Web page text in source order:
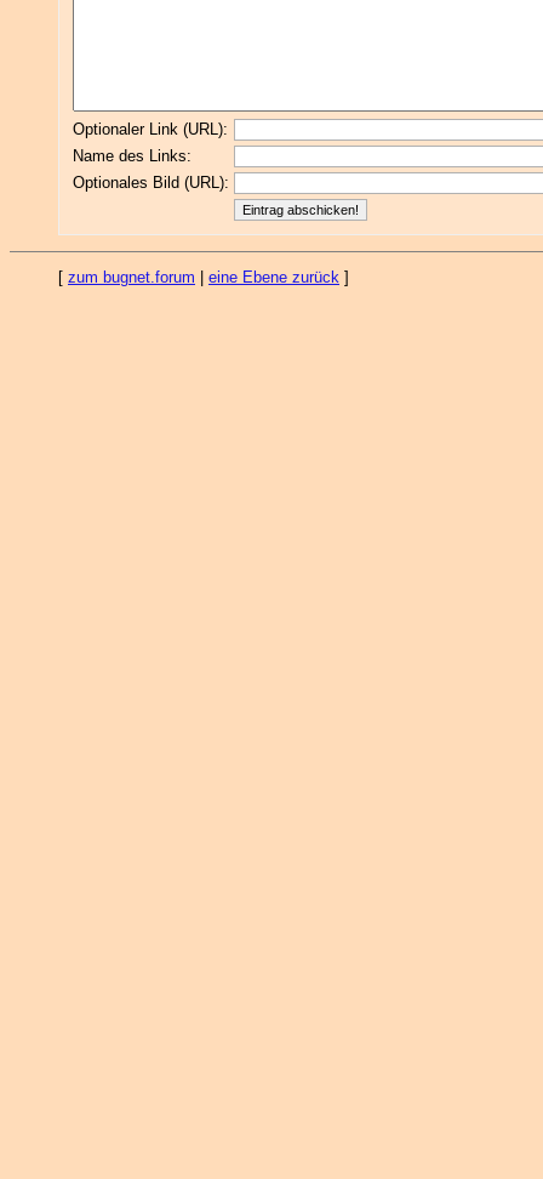
Optionaler Link (URL):
Name des Links:
Optionales Bild (URL):
[ zum bugnet.forum eine Ebene zurück ]